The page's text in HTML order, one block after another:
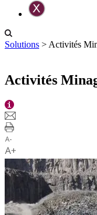
Solutions > Activités
Activités